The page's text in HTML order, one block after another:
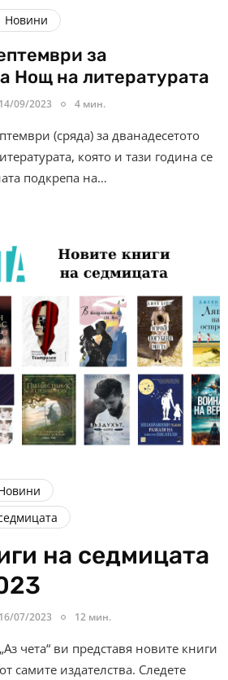
Новини
за
Нощ на литературата
14/09/2023 4 мин.
(сряда) за дванадесетото
която и тази година се
подкрепа на…
на седмицата
16/07/2023 12 мин.
чета“ ви представя новите книги
самите издателства. Следете